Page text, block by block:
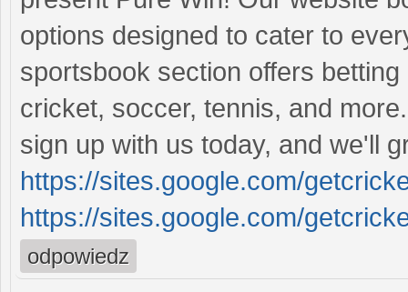
options designed to cater to
sportsbook section offers
cricket, soccer, tennis, and
sign up with us today, and we'll
https://sites.google.com/
https://sites.google.com/
odpowiedz